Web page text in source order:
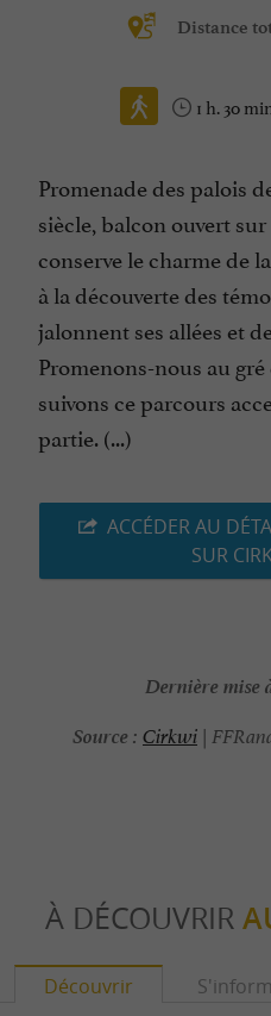
Distance
1 h. 30
Promenade des palois
siècle, balcon ouvert
conserve le charme de
à la découverte des
jalonnent ses allées et
Promenons-nous au
suivons ce parcours
partie. (...)
ACCÉDER AU
SUR
Dernière mise
Source : Cirkwi |
À DÉCOUVRIR
Découvrir